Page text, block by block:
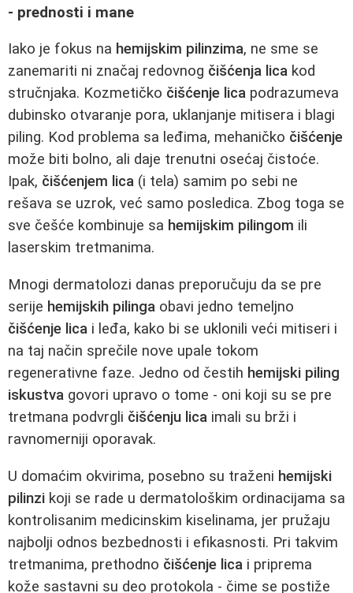
- prednosti i mane
Iako je fokus na hemijskim pilinzima, ne sme se
zanemariti ni značaj redovnog čišćenja lica kod
stručnjaka. Kozmetičko čišćenje lica podrazumeva
dubinsko otvaranje pora, uklanjanje mitisera i blagi
piling. Kod problema sa leđima, mehaničko čišćenje
može biti bolno, ali daje trenutni osećaj čistoće.
Ipak, čišćenjem lica (i tela) samim po sebi ne
rešava se uzrok, već samo posledica. Zbog toga se
sve češće kombinuje sa hemijskim pilingom ili
laserskim tretmanima.
Mnogi dermatolozi danas preporučuju da se pre
serije hemijskih pilinga obavi jedno temeljno
čišćenje lica i leđa, kako bi se uklonili veći mitiseri i
na taj način sprečile nove upale tokom
regenerativne faze. Jedno od čestih hemijski piling
iskustva govori upravo o tome - oni koji su se pre
tretmana podvrgli čišćenju lica imali su brži i
ravnomerniji oporavak.
U domaćim okvirima, posebno su traženi hemijski
pilinzi koji se rade u dermatološkim ordinacijama sa
kontrolisanim medicinskim kiselinama, jer pružaju
najbolji odnos bezbednosti i efikasnosti. Pri takvim
tretmanima, prethodno čišćenje lica i priprema
kože sastavni su deo protokola - čime se postiže